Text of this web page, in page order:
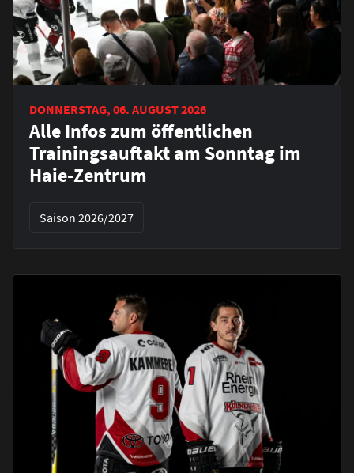
DONNERSTAG, 06. AUGUST 2026
Alle Infos zum öffentlichen
Trainingsauftakt am Sonntag im
Haie-Zentrum
Saison 2026/2027